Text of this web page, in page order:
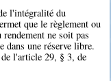
l'intégralité du
que le règlement ou
ne soit pas
dans une réserve libre.
l'article 29, § 3, de